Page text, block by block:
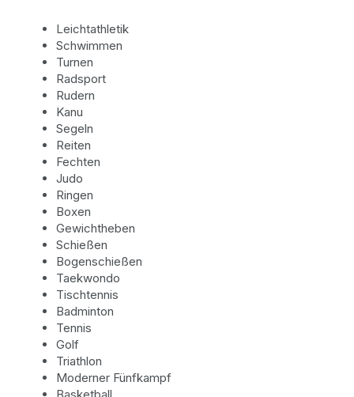
Leichtathletik
Schwimmen
Turnen
Radsport
Rudern
Kanu
Segeln
Reiten
Fechten
Judo
Ringen
Boxen
Gewichtheben
Schießen
Bogenschießen
Taekwondo
Tischtennis
Badminton
Tennis
Golf
Triathlon
Moderner Fünfkampf
Basketball